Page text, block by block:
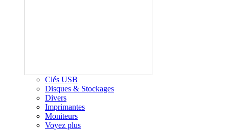
Clés USB
Disques & Stockages
Divers
Imprimantes
Moniteurs
Voyez plus